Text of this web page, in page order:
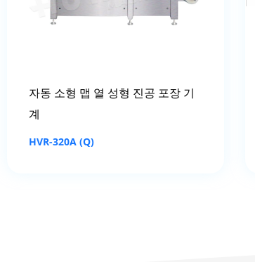
자동 소형 맵 열 성형 진공 포장 기
계
HVR-320A (Q)